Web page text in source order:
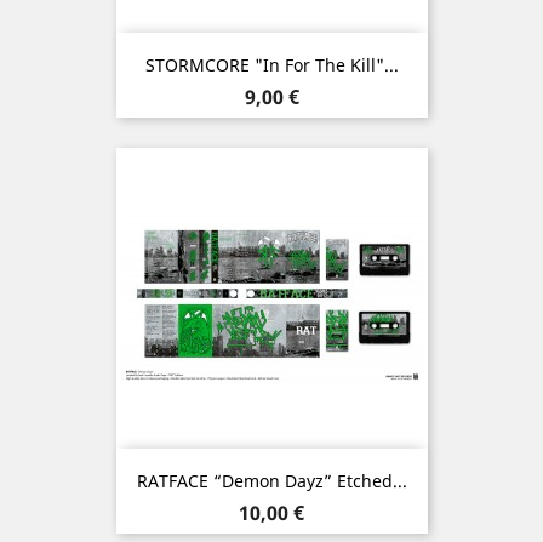
STORMCORE "In For The Kill"...
Prix
9,00 €
RATFACE “Demon Dayz” Etched...
Prix
10,00 €